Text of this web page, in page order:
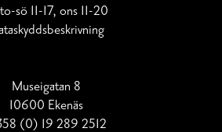
sö 11-17, ons 11-20
Museigatan 8
10600 Ekenäs
(0) 19 289 2512